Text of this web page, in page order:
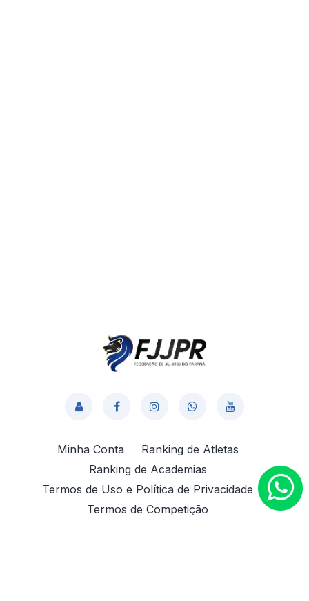
Minha Conta
Ranking de Atletas
Ranking de Academias
Termos de Uso e Política de Privacidade
Termos de Competição